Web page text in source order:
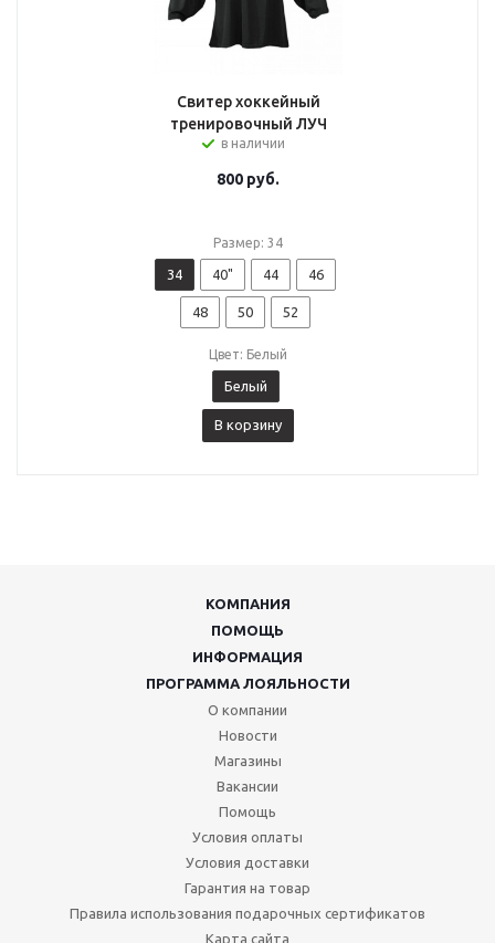
Свитер хоккейный
тренировочный ЛУЧ
в наличии
800 руб.
Размер: 34
34 40" 44 46
48 50 52
Цвет: Белый
Белый
В корзину
КОМПАНИЯ
ПОМОЩЬ
ИНФОРМАЦИЯ
ПРОГРАММА ЛОЯЛЬНОСТИ
О компании
Новости
Магазины
Вакансии
Помощь
Условия оплаты
Условия доставки
Гарантия на товар
Правила использования подарочных сертификатов
Карта сайта